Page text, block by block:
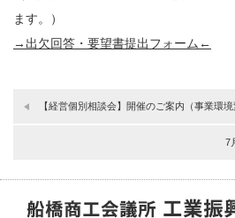
ます。）
→出欠回答・要望書提出フォーム←
【経営個別相談会】開催のご案内（事業環
7